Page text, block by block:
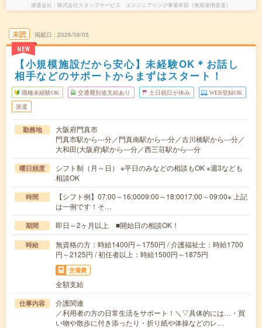
派遣会社 株式会社スタッフサービス エンジニアリング事業本部（無期雇用派遣）
未読
NEW
掲載日 2026/08/05
【小規模施設だから安心】未経験OK＊お話し
相手などのサポートからまずはスタート！
職種未経験OK 交通費別途支給あり 土日祝日が休み WEB登録OK
派遣
勤務地
大阪府門真市
門真市駅から---分／門真南駅から---分／古川橋駅から---分／
大和田(大阪府)駅から---分／西三荘駅から---分
曜日頻度
シフト制（月～日） ※平日のみなどの相談もOK ※週3なども
相談OK
時間
【シフト例】07:00～16:0009:00～18:0017:00～09:00※ 上記
は一例です！そ…
期間 即日～2ヶ月以上 ■開始日の相談OK！
時給
無資格の方：時給1400円～1750円 / 介護福祉士：時給1700
円～2125円 / 初任者以上：時給1500円～1875円
交通費
全額支給
仕事内容
介護関連
／利用者の方の日常生活をサポート！＼▽具体的には…・買
い物や散歩に付き添ったり・折り紙や体操などのレ…